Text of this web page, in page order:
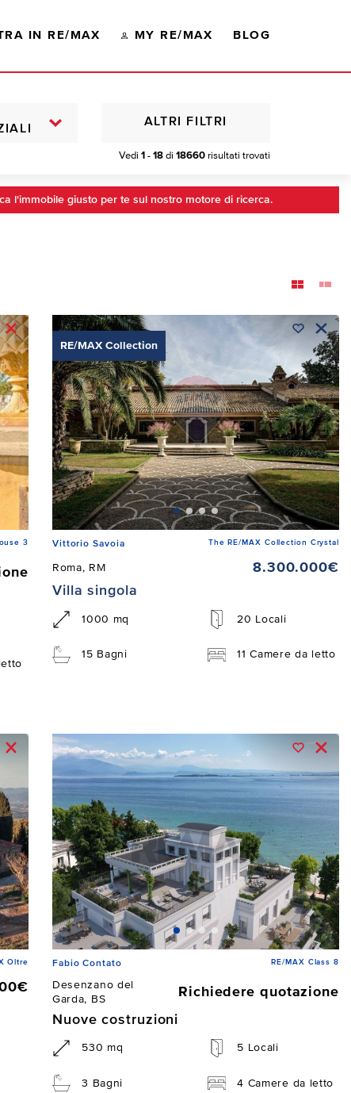
IN RE/MAX MY RE/MAX BLOG
Vedi 1 - 18 di 18660 risultati trovati
ALTRI FILTRI
l'immobile giusto per te sul nostro motore di ricerca.
3
RE/MAX Collection
Vittorio Savoia The RE/MAX Collection Crystal
Roma, RM
8.300.000€
Villa singola
1000 mq 20 Locali
15 Bagni 11 Camere da letto
Oltre Fabio Contato RE/MAX Class 8
Desenzano del
Garda, BS
Richiedere quotazione
Nuove costruzioni
530 mq 5 Locali
3 Bagni 4 Camere da letto